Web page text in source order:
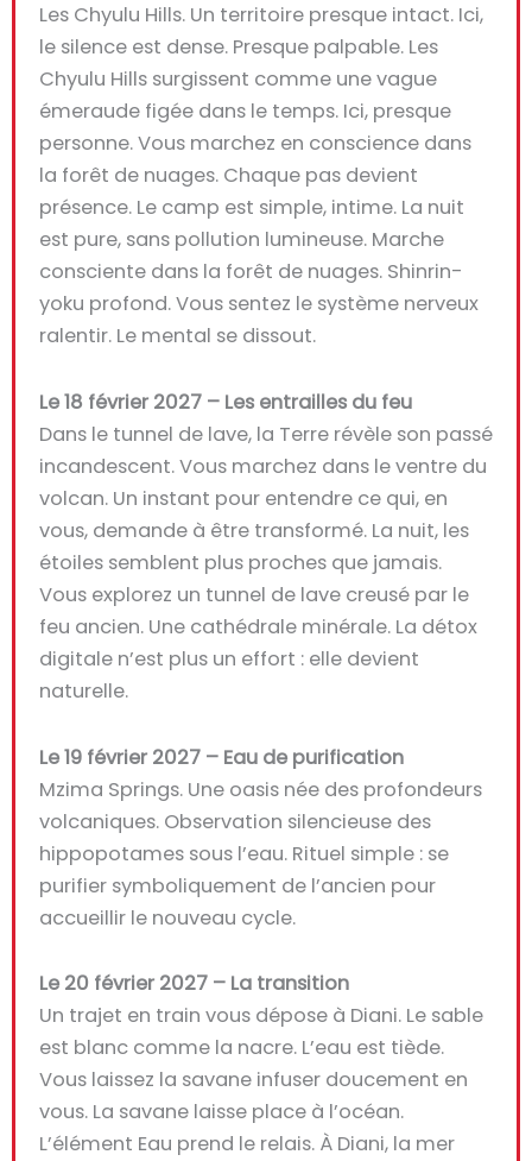
Les Chyulu Hills. Un territoire presque intact. Ici,
le silence est dense. Presque palpable. Les
Chyulu Hills surgissent comme une vague
émeraude figée dans le temps. Ici, presque
personne. Vous marchez en conscience dans
la forêt de nuages. Chaque pas devient
présence. Le camp est simple, intime. La nuit
est pure, sans pollution lumineuse. Marche
consciente dans la forêt de nuages. Shinrin-
yoku profond. Vous sentez le système nerveux
ralentir. Le mental se dissout.
Le 18 février 2027 – Les entrailles du feu
Dans le tunnel de lave, la Terre révèle son passé
incandescent. Vous marchez dans le ventre du
volcan. Un instant pour entendre ce qui, en
vous, demande à être transformé. La nuit, les
étoiles semblent plus proches que jamais.
Vous explorez un tunnel de lave creusé par le
feu ancien. Une cathédrale minérale. La détox
digitale n’est plus un effort : elle devient
naturelle.
Le 19 février 2027 – Eau de purification
Mzima Springs. Une oasis née des profondeurs
volcaniques. Observation silencieuse des
hippopotames sous l’eau. Rituel simple : se
purifier symboliquement de l’ancien pour
accueillir le nouveau cycle.
Le 20 février 2027 – La transition
Un trajet en train vous dépose à Diani. Le sable
est blanc comme la nacre. L’eau est tiède.
Vous laissez la savane infuser doucement en
vous. La savane laisse place à l’océan.
L’élément Eau prend le relais. À Diani, la mer